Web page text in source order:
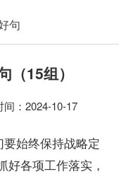
句
（15组）
： 2024-10-17
始终保持战略定
好各项工作落实，